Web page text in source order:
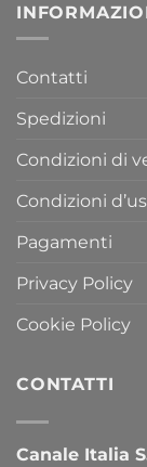
Contatti
Spedizioni
Condizioni di
Condizioni
Pagamenti
Privacy Policy
Cookie Policy
CONTATTI
Canale Italia